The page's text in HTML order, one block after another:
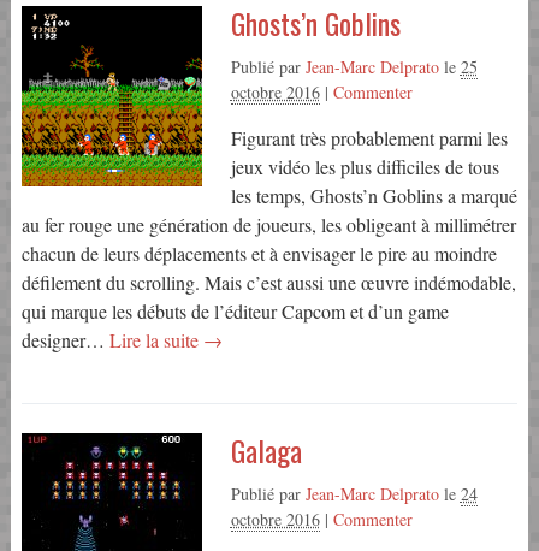
Ghosts’n Goblins
Publié par Jean-Marc Delpratole 25
octobre 2016| Commenter
Figurant très probablement parmi les
jeux vidéo les plus difficiles de tous
les temps, Ghosts’n Goblins a marqué
au fer rouge une génération de joueurs, les obligeant à millimétrer
chacun de leurs déplacements et à envisager le pire au moindre
défilement du scrolling. Mais c’est aussi une œuvre indémodable,
qui marque les débuts de l’éditeur Capcom et d’un game
designer… Lire la suite →
Galaga
Publié par Jean-Marc Delpratole 24
octobre 2016| Commenter